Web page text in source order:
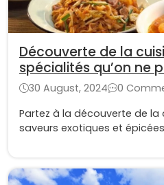
Découverte de la
spécialités qu’on ne
lors d'un voyage à
30 August, 2024
0
Partez à la découverte de la
saveurs exotiques et